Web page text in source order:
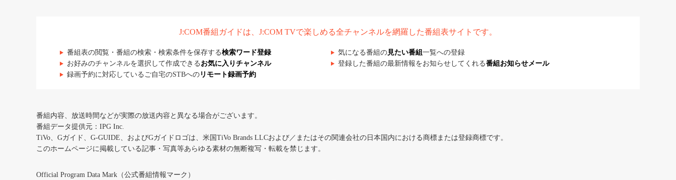
J:COM番組ガイドは、J:COM TVで楽しめる全チャンネルを網羅した番組表サイトです。
番組表の閲覧・番組の検索・検索条件を保存する検索ワード登録 気になる番組の見たい番組 一覧への登録
お好みのチャンネルを選択して作成できる お気に入りチャンネル 登録した番組の最新情報をお知らせしてくれる番組お知らせメール
録画予約に対応しているご自宅のSTBへの リモート録画予約
番組内容、放送時間などが実際の放送内容と異なる場合がございます。
番組データ提供元：IPG Inc.
TiVo、Gガイド、G-GUIDE、およびGガイドロゴは、米国TiVo Brands LLCおよび／またはその関連会社の日本国内における商標または登録商標です。
このホームページに掲載している記事・写真等あらゆる素材の無断複写・転載を禁じます。
Official Program Data Mark（公式番組情報マーク）